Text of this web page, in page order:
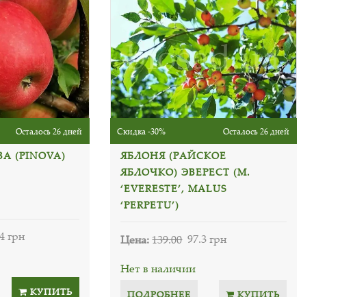
Осталось 26 дней
(PINOVA)
грн
КУПИТЬ
Скидка -30% Осталось 26 дней
ЯБЛОНЯ (РАЙСКОЕ
ЯБЛОЧКО) ЭВЕРЕСТ (M.
‘EVERESTE’, MALUS
‘PERPETU’)
Цена:139.00 97.3 грн
Нет в наличии
ПОДРОБНЕЕ КУПИТЬ